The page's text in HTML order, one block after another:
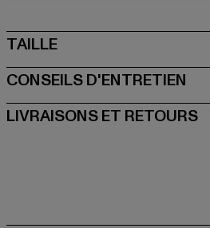
TAILLE
CONSEILS D'ENTRETIEN
LIVRAISONS ET RETOURS